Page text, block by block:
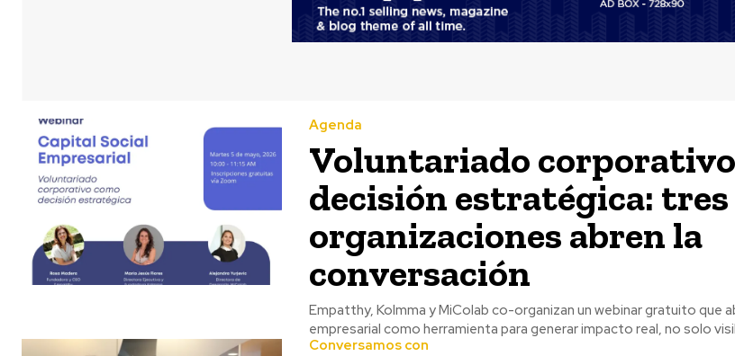
Agenda
Voluntariado
decisión estratégica: tres
organizaciones abren la
conversación
Empatthy, Kolmma y MiColab co-organizan un webinar gratuito que
empresarial como herramienta para generar impacto real, no solo
Conversamos con